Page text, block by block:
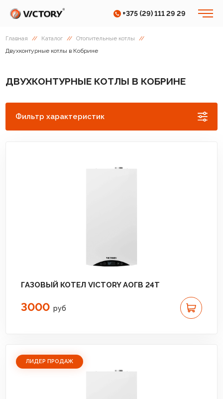
+375 (29) 111 29 29
Главная // Каталог // Отопительные котлы
//
Двухконтурные котлы в Кобрине
ДВУХКОНТУРНЫЕ КОТЛЫ В КОБРИНЕ
Фильтр характеристик
ГАЗОВЫЙ КОТЕЛ VICTORY АОГВ 24T
3000 руб
ЛИДЕР ПРОДАЖ